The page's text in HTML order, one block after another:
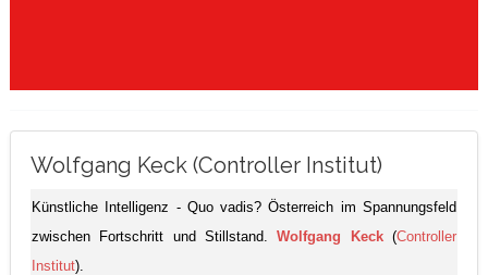
Wolfgang Keck (Controller Institut)
Künstliche Intelligenz - Quo vadis? Österreich im Spannungsfeld
zwischen Fortschritt und Stillstand.Wolfgang Keck(Controller
Institut).